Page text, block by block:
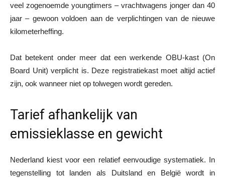
veel zogenoemde youngtimers – vrachtwagens jonger dan 40
jaar – gewoon voldoen aan de verplichtingen van de nieuwe
kilometerheffing.
Dat betekent onder meer dat een werkende OBU-kast (On
Board Unit) verplicht is. Deze registratiekast moet altijd actief
zijn, ook wanneer niet op tolwegen wordt gereden.
Tarief afhankelijk van
emissieklasse en gewicht
Nederland kiest voor een relatief eenvoudige systematiek. In
tegenstelling tot landen als Duitsland en België wordt in